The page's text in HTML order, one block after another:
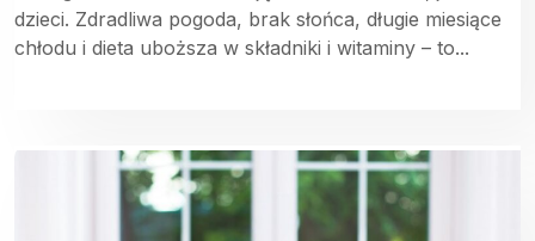
dzieci. Zdradliwa pogoda, brak słońca, długie miesiące
chłodu i dieta uboższa w składniki i witaminy – to...